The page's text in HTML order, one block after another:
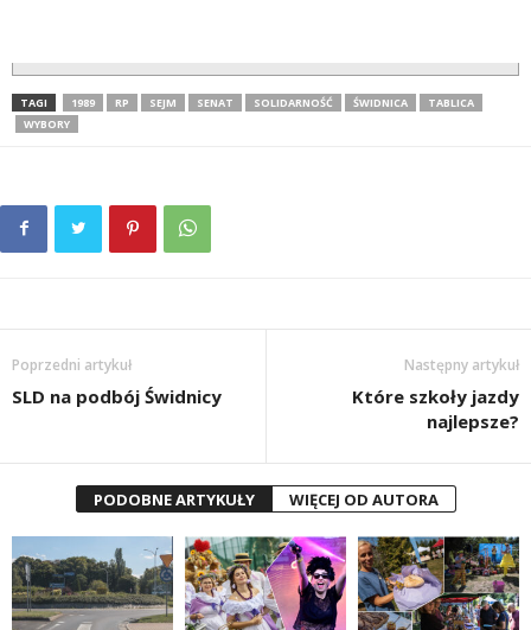
TAGI 1989 RP SEJM SENAT SOLIDARNOŚĆ ŚWIDNICA
TABLICA
WYBORY
Poprzedni artykuł
SLD na podbój Świdnicy
Następny artykuł
Które szkoły jazdy
najlepsze?
PODOBNE ARTYKUŁY WIĘCEJ OD AUTORA